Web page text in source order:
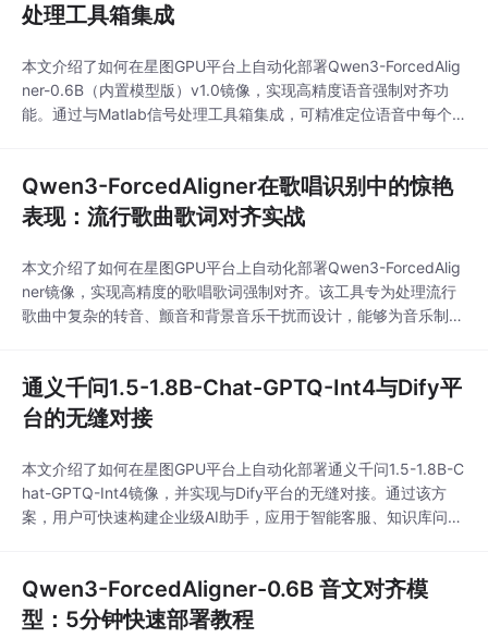
处理工具箱集成
本文介绍了如何在星图GPU平台上自动化部署Qwen3-ForcedAlig
ner-0.6B（内置模型版）v1.0镜像，实现高精度语音强制对齐功
能。通过与Matlab信号处理工具箱集成，可精准定位语音中每个
Qwen3-ForcedAligner在歌唱识别中的惊艳
表现：流行歌曲歌词对齐实战
本文介绍了如何在星图GPU平台上自动化部署Qwen3-ForcedAlig
ner镜像，实现高精度的歌唱歌词强制对齐。该工具专为处理流行
歌曲中复杂的转音、颤音和背景音乐干扰而设计，能够为音乐制
通义千问1.5-1.8B-Chat-GPTQ-Int4与Dify平
台的无缝对接
本文介绍了如何在星图GPU平台上自动化部署通义千问1.5-1.8B-C
hat-GPTQ-Int4镜像，并实现与Dify平台的无缝对接。通过该方
案，用户可快速构建企业级AI助手，应用于智能客服、知识库问答
Qwen3-ForcedAligner-0.6B 音文对齐模
型：5分钟快速部署教程